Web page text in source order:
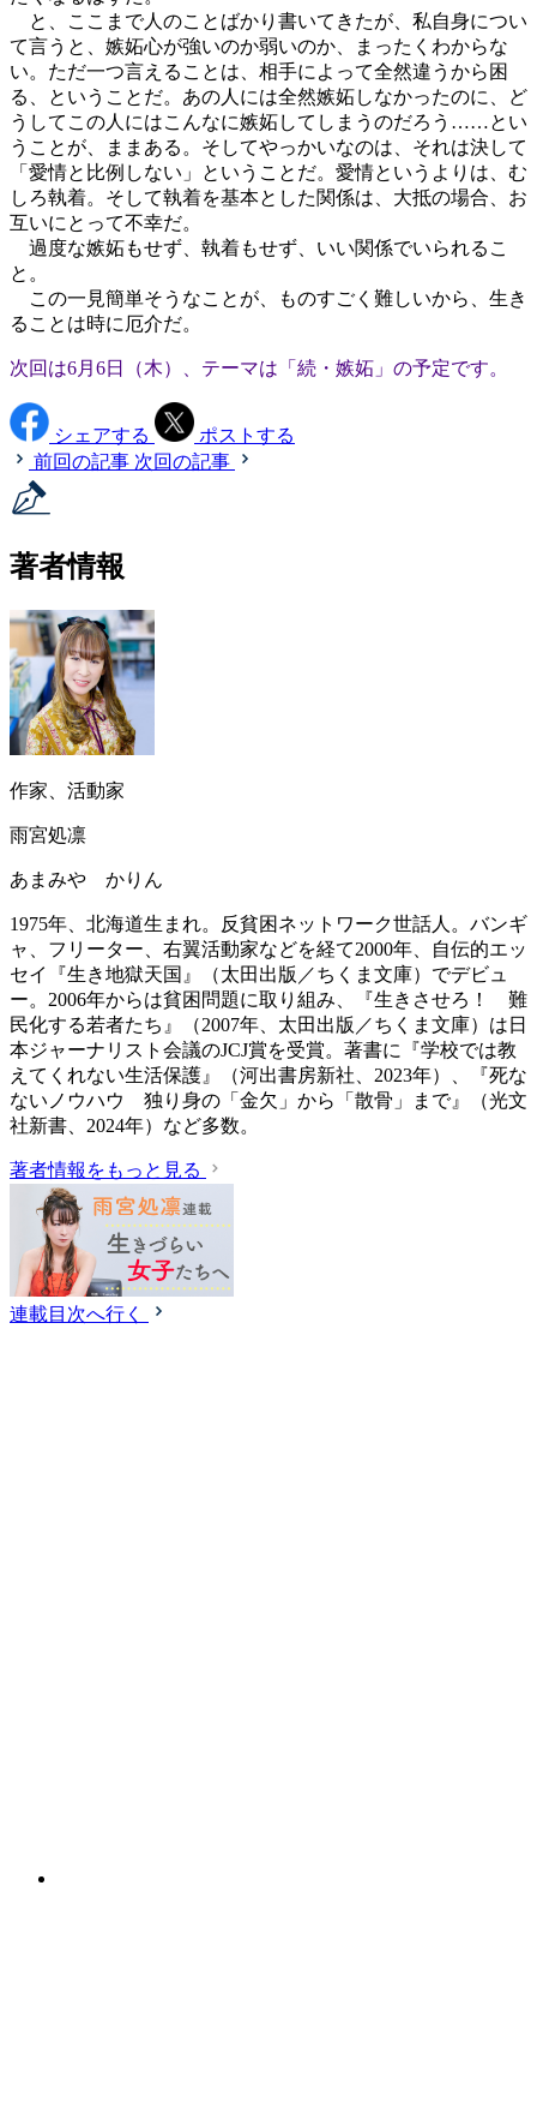
と、ここまで人のことばかり書いてきたが、私自身につい
て言うと、嫉妬心が強いのか弱いのか、まったくわからな
い。ただ一つ言えることは、相手によって全然違うから困
る、ということだ。あの人には全然嫉妬しなかったのに、ど
うしてこの人にはこんなに嫉妬してしまうのだろう……とい
うことが、ままある。そしてやっかいなのは、それは決して
「愛情と比例しない」ということだ。愛情というよりは、む
しろ執着。そして執着を基本とした関係は、大抵の場合、お
互いにとって不幸だ。
過度な嫉妬もせず、執着もせず、いい関係でいられるこ
と。
この一見簡単そうなことが、ものすごく難しいから、生き
ることは時に厄介だ。
次回は6月6日（木）、テーマは「続・嫉妬」の予定です。
シェアする
ポストする
前回の記事 次回の記事
著者情報
作家、活動家
雨宮処凛
あまみや かりん
1975年、北海道生まれ。反貧困ネットワーク世話人。バンギ
ャ、フリーター、右翼活動家などを経て2000年、自伝的エッ
セイ『生き地獄天国』（太田出版／ちくま文庫）でデビュ
ー。2006年からは貧困問題に取り組み、『生きさせろ！ 難
民化する若者たち』（2007年、太田出版／ちくま文庫）は日
本ジャーナリスト会議のJCJ賞を受賞。著書に『学校では教
えてくれない生活保護』（‎河出書房新社、2023年）、『死な
ないノウハウ 独り身の「金欠」から「散骨」まで』（光文
社新書、2024年）など多数。
著者情報をもっと見る
連載目次へ行く